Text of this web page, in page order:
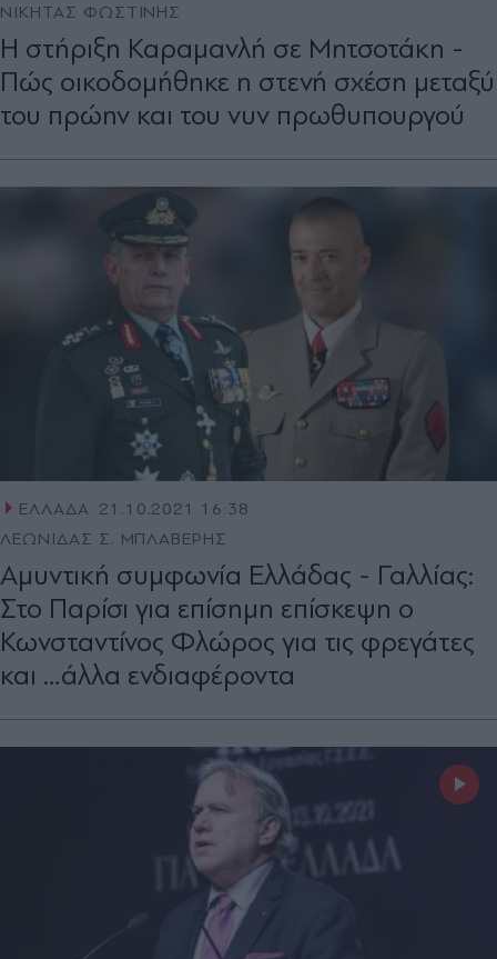
ΝΙΚΗΤΑΣ ΦΩΣΤΙΝΗΣ
Η στήριξη Καραμανλή σε Μητσοτάκη -
Πώς οικοδομήθηκε η στενή σχέση μεταξύ
του πρώην και του νυν πρωθυπουργού
ΕΛΛΑΔΑ 21.10.2021 16:38
ΛΕΩΝΙΔΑΣ Σ. ΜΠΛΑΒΕΡΗΣ
Αμυντική συμφωνία Ελλάδας - Γαλλίας:
Στο Παρίσι για επίσημη επίσκεψη ο
Κωνσταντίνος Φλώρος για τις φρεγάτες
και …άλλα ενδιαφέροντα